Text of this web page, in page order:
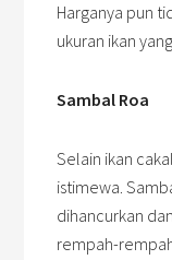
Harganya pun
ukuran ikan
Sambal Roa
Selain ikan
istimewa.
dihancurkan
rempah-